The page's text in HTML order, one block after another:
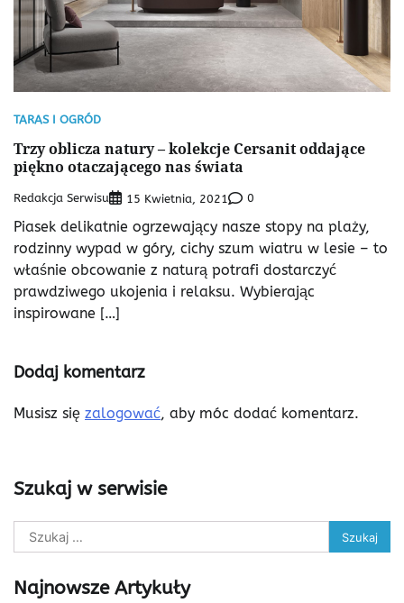
TARAS I OGRÓD
Trzy oblicza natury – kolekcje Cersanit oddające
piękno otaczającego nas świata
Redakcja Serwisu 15 Kwietnia, 2021 0
Piasek delikatnie ogrzewający nasze stopy na plaży,
rodzinny wypad w góry, cichy szum wiatru w lesie – to
właśnie obcowanie z naturą potrafi dostarczyć
prawdziwego ukojenia i relaksu. Wybierając
inspirowane […]
Dodaj komentarz
Musisz się zalogować, aby móc dodać komentarz.
Szukaj w serwisie
Szukaj:
Najnowsze Artykuły